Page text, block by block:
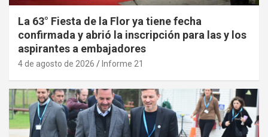
La 63° Fiesta de la Flor ya tiene fecha
confirmada y abrió la inscripción para las y los
aspirantes a embajadores
4 de agosto de 2026 Informe 21